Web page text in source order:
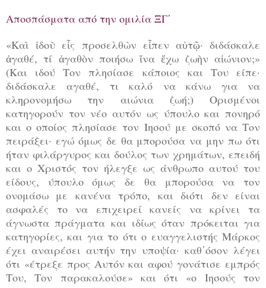
Αποσπάσματα από την ομιλία ΞΓ΄
«Καὶ ἰδοὺ εἷς προσελθὼν εἶπεν αὐτῷ· διδάσκαλε
ἀγαθέ, τί ἀγαθὸν ποιήσω ἵνα ἔχω ζωὴν αἰώνιον;»
(Και ιδού Τον πλησίασε κάποιος και Του είπε·
διδάσκαλε αγαθέ, τι καλό να κάνω για να
κληρονομήσω την αιώνια ζωή;) Ορισμένοι
κατηγορούν τον νέο αυτόν ως ύπουλο και πονηρό
και ο οποίος πλησίασε τον Ιησού με σκοπό να Τον
πειράξει· εγώ όμως δε θα μπορούσα να μην πω ότι
ήταν φιλάργυρος και δούλος των χρημάτων, επειδή
και ο Χριστός τον ήλεγξε ως άνθρωπο αυτού του
είδους, ύπουλο όμως δε θα μπορούσα να τον
ονομάσω με κανένα τρόπο, και διότι δεν είναι
ασφαλές το να επιχειρεί κανείς να κρίνει τα
άγνωστα πράγματα και ιδίως όταν πρόκειται για
κατηγορίες, και για το ότι ο ευαγγελιστής Μάρκος
έχει αναιρέσει αυτήν την υποψία· καθ΄όσον λέγει
ότι «έτρεξε προς Αυτόν και αφού γονάτισε εμπρός
Του, Τον παρακαλούσε» και ότι «ο Ιησούς τον